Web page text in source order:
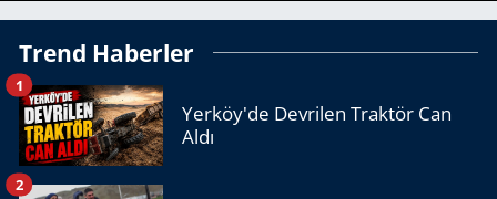
Trend Haberler
Yerköy'de Devrilen Traktör Can
Aldı
1
2